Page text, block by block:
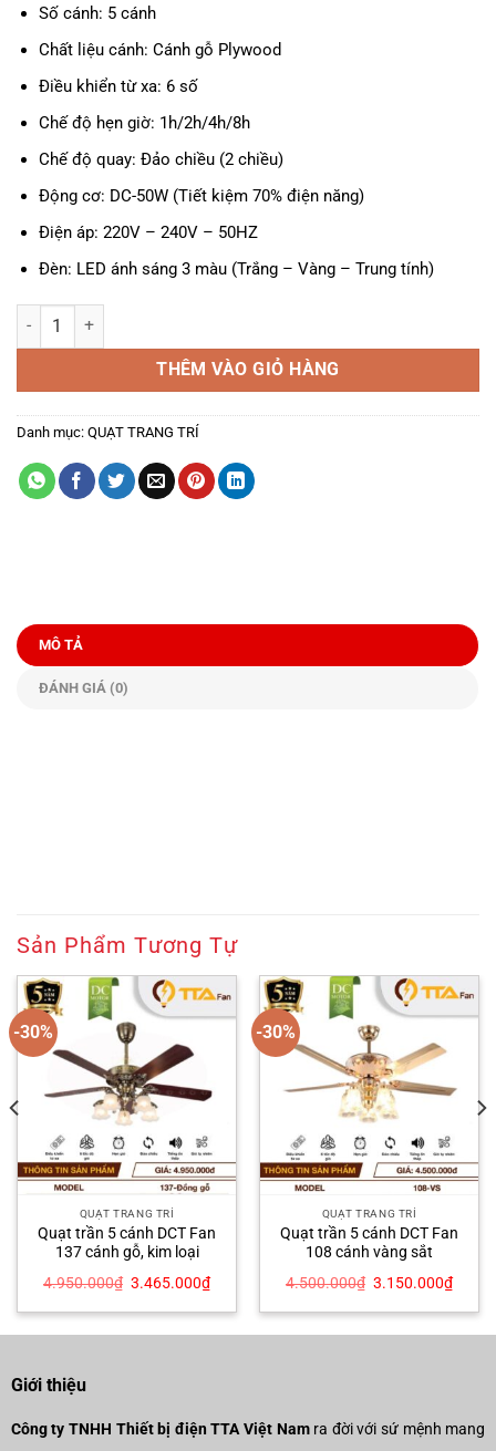
Số cánh: 5 cánh
Chất liệu cánh: Cánh gỗ Plywood
Điều khiển từ xa: 6 số
Chế độ hẹn giờ: 1h/2h/4h/8h
Chế độ quay: Đảo chiều (2 chiều)
Động cơ: DC-50W (Tiết kiệm 70% điện năng)
Điện áp: 220V – 240V – 50HZ
Đèn: LED ánh sáng 3 màu (Trắng – Vàng – Trung tính)
Quạt trần 5 cánh DCT Fan 135 cánh gỗ số lượng
THÊM VÀO GIỎ HÀNG
Danh mục: QUẠT TRANG TRÍ
MÔ TẢ
ĐÁNH GIÁ (0)
Sản Phẩm Tương Tự
-30%
QUẠT TRANG TRÍ
Quạt trần 5 cánh DCT Fan
137 cánh gỗ, kim loại
4.950.000₫ Giá
là:
3.465.000₫Giá
hiện
tại
3.465.000₫.
-30%
QUẠT TRANG TRÍ
Quạt trần 5 cánh DCT Fan
108 cánh vàng sắt
4.500.000₫ Giá
là:
3.150.000₫Giá
hiện
tại
Giới thiệu
Công ty TNHH Thiết bị điện TTA Việt Namra đời với sứ mệnh mang